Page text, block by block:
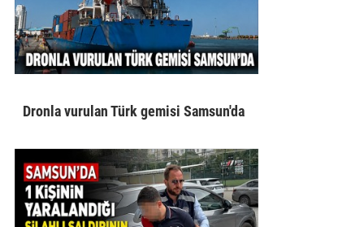
Dronla vurulan Türk gemisi Samsun'da